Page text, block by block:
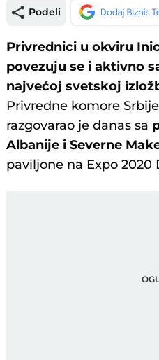
Podeli
Privrednici u okviru
povezuju se i aktivno
najvećoj svetskoj
Privredne komore
razgovarao je danas sa
Albanije i Severne
paviljone na Expo 2020